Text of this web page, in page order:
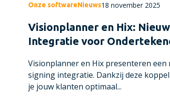
Onze softwareNieuws18 november 2025
Visionplanner en Hix:
Integratie voor
Visionplanner en Hix presenteren een
signing integratie. Dankzij deze
je jouw klanten optimaal...